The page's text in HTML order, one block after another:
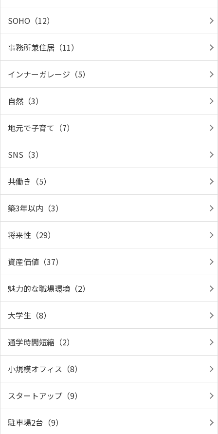
SOHO（12）
事務所兼住居（11）
インナーガレージ（5）
自然（3）
地元で子育て（7）
SNS（3）
共働き（5）
築3年以内（3）
将来性（29）
資産価値（37）
魅力的な職場環境（2）
大学生（8）
通学時間短縮（2）
小規模オフィス（8）
スタートアップ（9）
駐車場2台（9）